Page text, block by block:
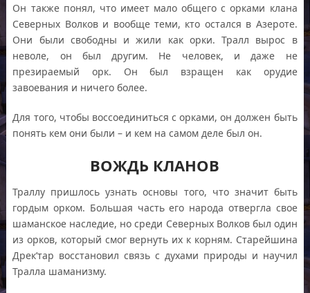
Он также понял, что имеет мало общего с орками клана
Северных Волков и вообще теми, кто остался в Азероте.
Они были свободны и жили как орки. Тралл вырос в
неволе, он был другим. Не человек, и даже не
презираемый орк. Он был взращен как орудие
завоевания и ничего более.
Для того, чтобы воссоединиться с орками, он должен быть
понять кем они были – и кем на самом деле был он.
ВОЖДЬ КЛАНОВ
Траллу пришлось узнать основы того, что значит быть
гордым орком. Большая часть его народа отвергла свое
шаманское наследие, но среди Северных Волков был один
из орков, который смог вернуть их к корням. Старейшина
Дрек’тар восстановил связь с духами природы и научил
Тралла шаманизму.